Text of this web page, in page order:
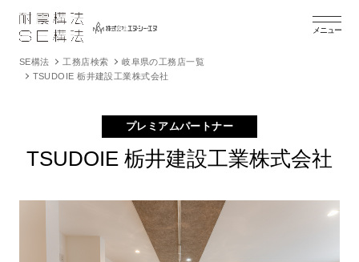
メニュー
SE構法 工務店検索
岐阜県の工務店一覧
TSUDOIE 栃井建設工業株式会社
プレミアムパートナー
TSUDOIE 栃井建設工業株式会社